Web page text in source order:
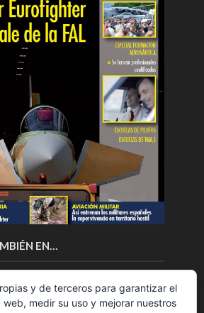
EN…
y de terceros para garantizar el
medir su uso y mejorar nuestros